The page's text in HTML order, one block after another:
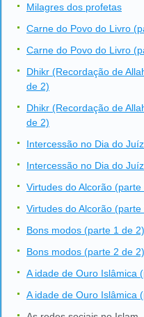
Milagres dos profetas
Carne do Povo do Livro
Carne do Povo do Livro
Dhikr (Recordação de
de 2)
Dhikr (Recordação de
de 2)
Intercessão no Dia do
Intercessão no Dia do
Virtudes do Alcorão (parte
Virtudes do Alcorão (parte
Bons modos (parte 1 de 2)
Bons modos (parte 2 de 2)
A idade de Ouro Islâmica
A idade de Ouro Islâmica